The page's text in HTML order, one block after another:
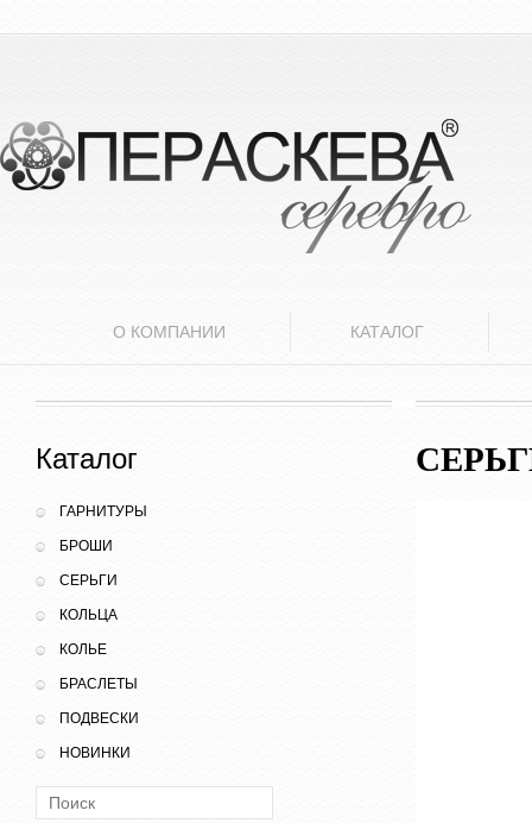
О КОМПАНИИ КАТАЛОГ
Каталог
ГАРНИТУРЫ
БРОШИ
СЕРЬГИ
КОЛЬЦА
КОЛЬЕ
БРАСЛЕТЫ
ПОДВЕСКИ
НОВИНКИ
Поиск: